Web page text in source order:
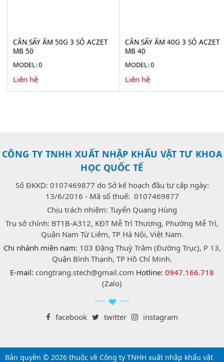
CÂN SẤY ẨM 50G 3 SỐ ACZET
MB 50
MODEL: 0
Liên hệ
CÂN SẤY ẨM 40G 3 SỐ ACZET
MB 40
MODEL: 0
Liên hệ
CÔNG TY TNHH XUẤT NHẬP KHẨU VẬT TƯ KHOA
HỌC QUỐC TẾ
Số ĐKKD: 0107469877 do Sở kế hoạch đầu tư cấp ngày:
13/6/2016 - Mã số thuế: 0107469877
Chịu trách nhiệm: Tuyển Quang Hùng
Trụ sở chính: BT1B-A312, KĐT Mễ Trì Thượng, Phường Mễ Trì,
Quận Nam Từ Liêm, TP Hà Nội, Việt Nam.
Chi nhánh miền nam: 103 Đặng Thuỳ Trâm (Đường Trục), P 13,
Quận Bình Thạnh, TP Hồ Chí Minh.
E-mail: congtrang.stech@gmail.com Hotline: 0947.166.718
(Zalo)
facebook twitter instagram
Bản quyền © 2026 thuộc về Công ty TNHH xuất nhập khẩu vật